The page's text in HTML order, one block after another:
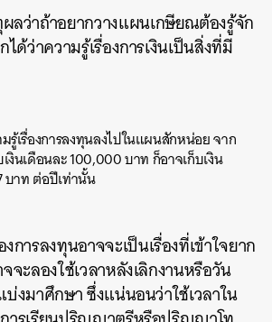
ลว่าถ้าอยากวางแผนเกษียณต้องรู้จัก
ด้ว่าความรู้เรื่องการเงินเป็นสิ่งที่มี
มรู้เรื่องการลงทุนลงไปในแผนสักหน่อย จาก
เงินเดือนละ 100,000 บาท ก็อาจเก็บเงิน
บาท ต่อปีเท่านั้น
การลงทุนอาจจะเป็นเรื่องที่เข้าใจยาก
จะลองใช้เวลาหลังเลิกงานหรือวัน
งมาศึกษา ซึ่งแน่นอนว่าใช้เวลาใน